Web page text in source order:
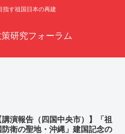
指す祖国日本の再建
研究フォーラム
講演報告（四国中央市）】「祖
防衛の聖地・沖縄」建国記念の